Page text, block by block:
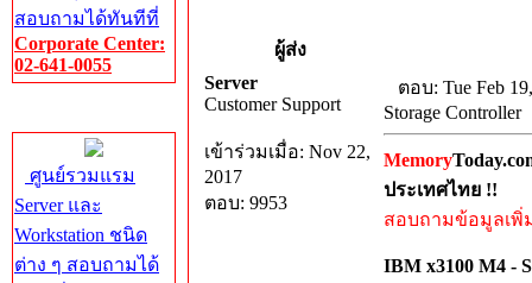
สอบถามได้ทันทีที่
Corporate Center:
02-641-0055
ศูนย์รวมแรม
Server และ
Workstation ชนิด
ต่าง ๆ สอบถามได้
ผู้ส่ง
Server
Customer Support
เข้าร่วมเมื่อ: Nov 22,
2017
ตอบ: 9953
ตอบ: Tue Feb
Storage Controller
Memory
ประเทศไทย !!
สอบถามข้อมูลเพิ่
IBM x3100 M4 -